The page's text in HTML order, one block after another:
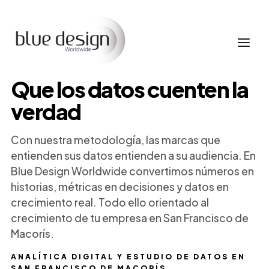
ANALÍTICA DIGITAL Y ESTUDIO DE DATOS EN
Que los datos cuenten la
verdad
Con nuestra metodología, las marcas que
entienden sus datos entienden a su audiencia. En
Blue Design Worldwide convertimos números en
historias, métricas en decisiones y datos en
crecimiento real. Todo ello orientado al
crecimiento de tu empresa en San Francisco de
Macorís.